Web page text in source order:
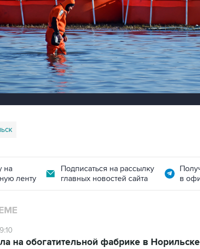
на
ленту
Подписаться на рассылку
главных новостей сайта
в
на обогатительной фабрике в Норильске